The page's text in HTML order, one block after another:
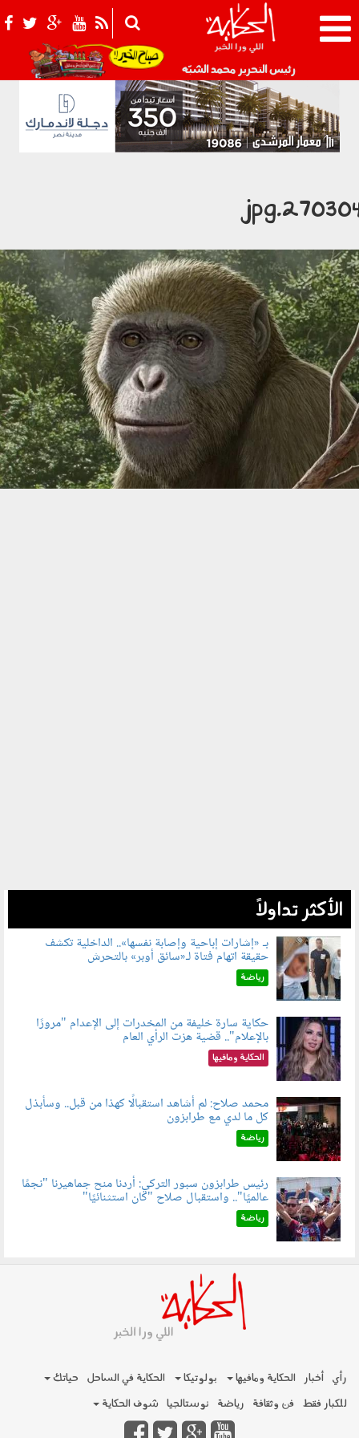
رئيس التحرير محمد الشبّه 021_2.png
الأكثر تداولاً
060804.jpg
بـ «إشارات إباحية وإصابة نفسها».. الداخلية تكشف
حقيقة اتهام فتاة لـ«سائق أوبر» بالتحرش
رياضة
060801.jpeg
حكاية سارة خليفة من المخدرات إلى الإعدام "مرورًا
بالإعلام".. قضية هزت الرأي العام
الحكاية ومافيها
060802.jpg
محمد صلاح: لم أشاهد استقبالًا كهذا من قبل.. وسأبذل
كل ما لدي مع طرابزون
رياضة
060803.jpg
رئيس طرابزون سبور التركي: أردنا منح جماهيرنا "نجمًا
عالميًا".. واستقبال صلاح "كان استثنائيًا"
رياضة
رأي أخبار الحكاية ومافيها بولوتيكا الحكاية في الساحل
حياتك
للكبار فقط فن وثقافة رياضة نوستالجيا شوف الحكاية